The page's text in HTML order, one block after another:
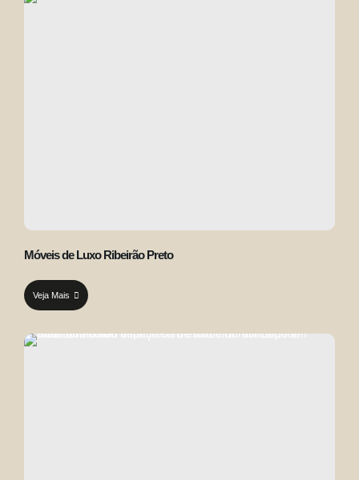
Móveis de Luxo Ribeirão Preto
Veja Mais